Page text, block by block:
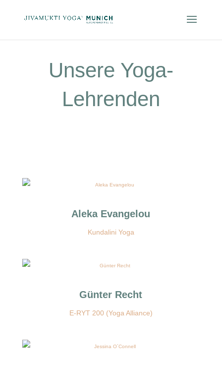
Unsere Yoga-
Lehrenden
Aleka Evangelou
Kundalini Yoga
Günter Recht
E-RYT 200 (Yoga Alliance)